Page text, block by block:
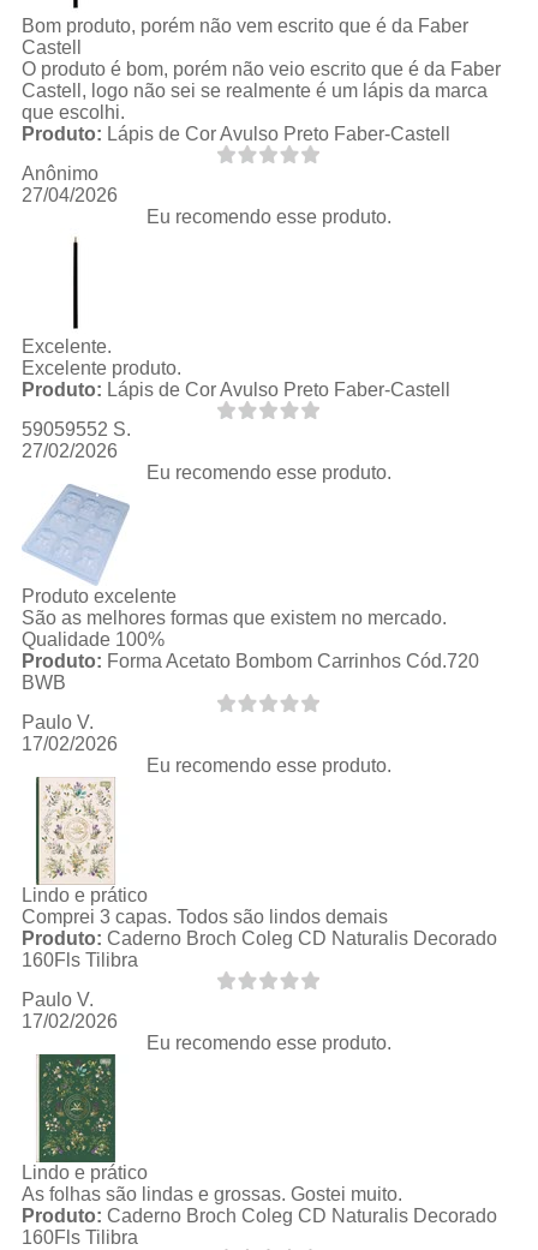
Bom produto, porém não vem escrito que é da Faber
Castell
O produto é bom, porém não veio escrito que é da Faber
Castell, logo não sei se realmente é um lápis da marca
que escolhi.
Produto: Lápis de Cor Avulso Preto Faber-Castell
Anônimo
27/04/2026
Eu recomendo esse produto.
Excelente.
Excelente produto.
Produto: Lápis de Cor Avulso Preto Faber-Castell
59059552 S.
27/02/2026
Eu recomendo esse produto.
Produto excelente
São as melhores formas que existem no mercado.
Qualidade 100%
Produto: Forma Acetato Bombom Carrinhos Cód.720
BWB
Paulo V.
17/02/2026
Eu recomendo esse produto.
Lindo e prático
Comprei 3 capas. Todos são lindos demais
Produto: Caderno Broch Coleg CD Naturalis Decorado
160Fls Tilibra
Paulo V.
17/02/2026
Eu recomendo esse produto.
Lindo e prático
As folhas são lindas e grossas. Gostei muito.
Produto: Caderno Broch Coleg CD Naturalis Decorado
160Fls Tilibra